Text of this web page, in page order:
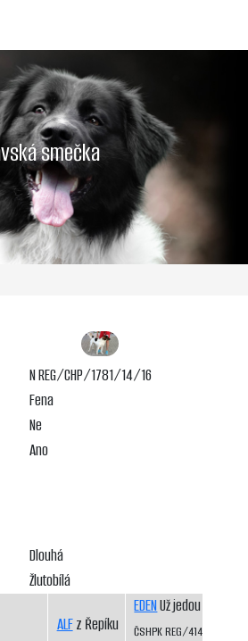
smečka
N REG/CHP/1781/14/16
Fena
Ne
Ano
Dlouhá
Žlutobílá
ALFz Řepíku
EDENUž jedou CS
ČSHPK REG/414/89